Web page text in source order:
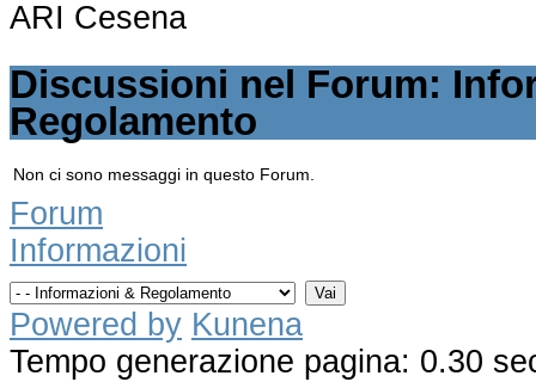
ARI Cesena
Discussioni nel Forum:
Regolamento
Non ci sono messaggi in questo Forum.
Forum
Informazioni
Powered by Kunena
Tempo generazione pagina: 0.30